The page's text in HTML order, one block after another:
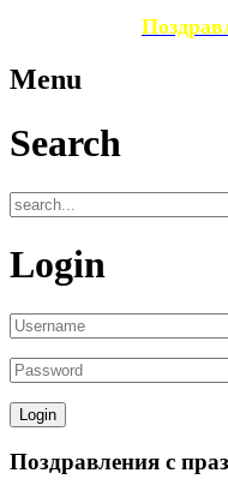
Menu
Search
Login
Поздравления с